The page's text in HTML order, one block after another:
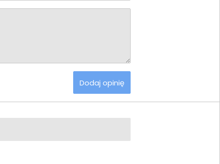
Dodaj opinię